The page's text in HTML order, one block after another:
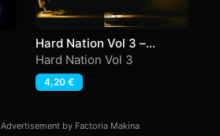
Hard Nation Vol 3 –
Creation
Hard Nation Vol 3
4,20€
Advertisement by Factoria Makina